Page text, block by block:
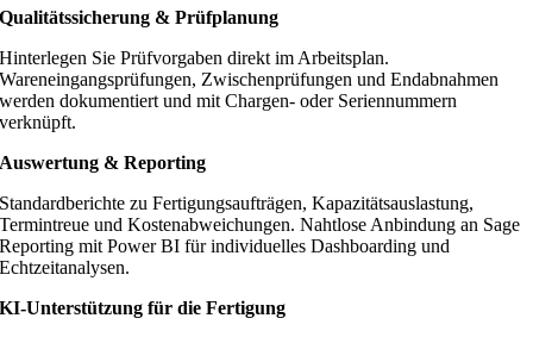
Qualitätssicherung & Prüfplanung
Hinterlegen Sie Prüfvorgaben direkt im Arbeitsplan.
Wareneingangsprüfungen, Zwischenprüfungen und Endabnahmen
werden dokumentiert und mit Chargen- oder Seriennummern
verknüpft.
Auswertung & Reporting
Standardberichte zu Fertigungsaufträgen, Kapazitätsauslastung,
Termintreue und Kostenabweichungen. Nahtlose Anbindung an Sage
Reporting mit Power BI für individuelles Dashboarding und
Echtzeitanalysen.
KI-Unterstützung für die Fertigung